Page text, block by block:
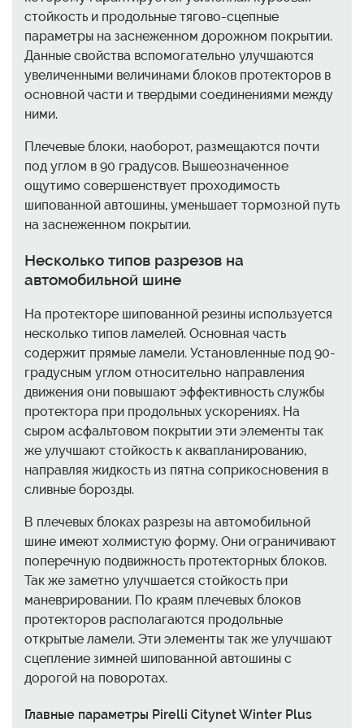
стойкость и продольные тягово-сцепные
параметры на заснеженном дорожном покрытии.
Данные свойства вспомогательно улучшаются
увеличенными величинами блоков протекторов в
основной части и твердыми соединениями между
ними.
Плечевые блоки, наоборот, размещаются почти
под углом в 90 градусов. Вышеозначенное
ощутимо совершенствует проходимость
шипованной автошины, уменьшает тормозной путь
на заснеженном покрытии.
Несколько типов разрезов на
автомобильной шине
На протекторе шипованной резины используется
несколько типов ламелей. Основная часть
содержит прямые ламели. Установленные под 90-
градусным углом относительно направления
движения они повышают эффективность службы
протектора при продольных ускорениях. На
сыром асфальтовом покрытии эти элементы так
же улучшают стойкость к аквапланированию,
направляя жидкость из пятна соприкосновения в
сливные борозды.
В плечевых блоках разрезы на автомобильной
шине имеют холмистую форму. Они ограничивают
поперечную подвижность протекторных блоков.
Так же заметно улучшается стойкость при
маневрировании. По краям плечевых блоков
протекторов располагаются продольные
открытые ламели. Эти элементы так же улучшают
сцепление зимней шипованной автошины c
дорогой на поворотах.
Главные параметры Pirelli Citynet Winter Plus